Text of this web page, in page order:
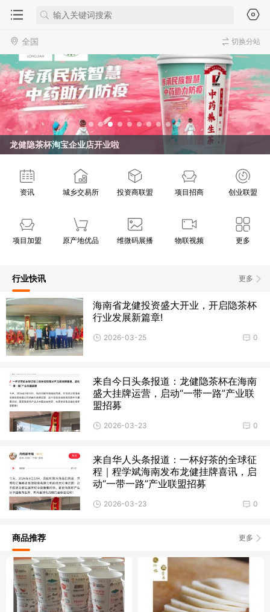
切换分站
全国
龙健隐茶杯淘宝企业店开业啦
资讯 城乡交易所 投资商联盟 项目招商 创业联盟
项目加盟 原产地优品 维微码展播 物联视频 更多
更多
行业快讯
海南省龙健投资盛大开业，开启隐茶杯
行业发展新篇章!
0
2026-03-25
来自今日头条报道：龙健隐茶杯在海南
盛大挂牌运营，启动“一带一路”产业联
盟招募
0
2026-03-23
来自华人头条报道：一杯好茶的全球征
程｜程学斌海南发布龙健挂牌喜讯，启
动“一带一路”产业联盟招募
0
2026-03-23
更多
商品推荐